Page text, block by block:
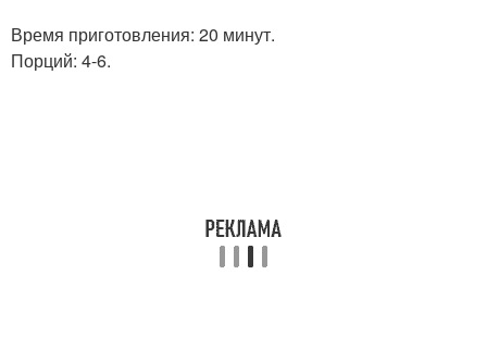
Время приготовления: 20 минут.
Порций: 4-6.